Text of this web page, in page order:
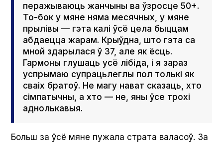
перажываюць жанчыны ва ўзросце 50+.
То-бок у мяне няма месячных, у мяне
прылівы — гэта калі ўсё цела быццам
абдаецца жарам. Крыўдна, што гэта са
мной здарылася ў 37, але як ёсць.
Гармоны глушаць усё лібіда, і я зараз
успрымаю супрацьлеглы пол толькі як
сваіх братоў. Не магу нават сказаць, хто
сімпатычны, а хто — не, яны ўсе трохі
аднолькавыя.
Больш за ўсё мяне пужала страта валасоў. За